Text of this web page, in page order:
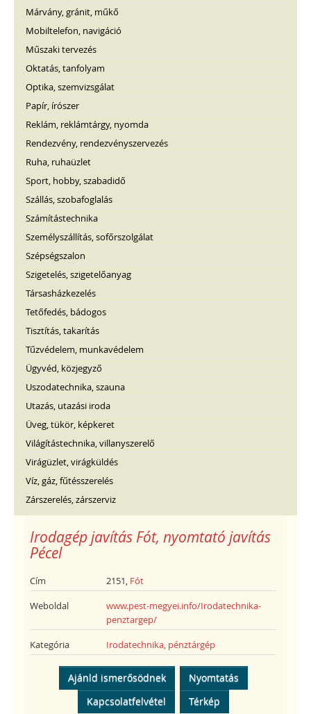
Márvány, gránit, műkő
Mobiltelefon, navigáció
Műszaki tervezés
Oktatás, tanfolyam
Optika, szemvizsgálat
Papír, írószer
Reklám, reklámtárgy, nyomda
Rendezvény, rendezvényszervezés
Ruha, ruhaüzlet
Sport, hobby, szabadidő
Szállás, szobafoglalás
Számítástechnika
Személyszállítás, sofőrszolgálat
Szépségszalon
Szigetelés, szigetelőanyag
Társasházkezelés
Tetőfedés, bádogos
Tisztítás, takarítás
Tűzvédelem, munkavédelem
Ügyvéd, közjegyző
Uszodatechnika, szauna
Utazás, utazási iroda
Üveg, tükör, képkeret
Világítástechnika, villanyszerelő
Virágüzlet, virágküldés
Víz, gáz, fűtésszerelés
Zárszerelés, zárszerviz
Irodagép javítás Fót, nyomtató javítás
Pécel
Cím 2151, Fót
Weboldal
www.pest-megyei.info/Irodatechnika-
penztargep/
Kategória Irodatechnika, pénztárgép
Ajánld ismerősödnek
Nyomtatás
Kapcsolatfelvétel
Térkép